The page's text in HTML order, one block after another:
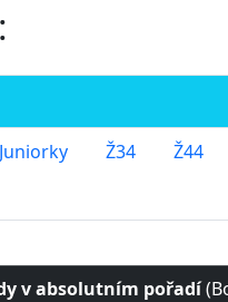
Juniorky Ž34 Ž44
v absolutním pořadí